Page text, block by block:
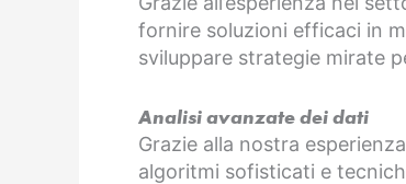
fornire soluzioni efficaci in
sviluppare strategie mirate
Analisi avanzate dei dati
Grazie alla nostra
algoritmi sofisticati e